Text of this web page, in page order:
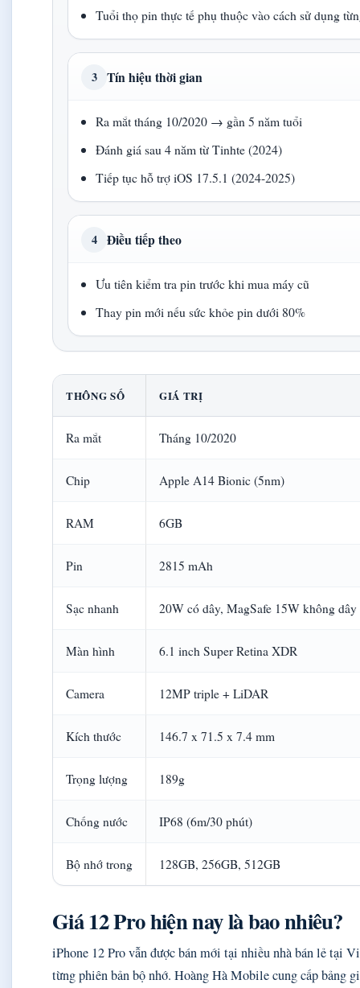
Tuổi thọ pin thực tế phụ thuộc vào cách sử dụng
3 Tín hiệu thời gian
Ra mắt tháng 10/2020 → gần 5 năm tuổi
Đánh giá sau 4 năm từ Tinhte (2024)
Tiếp tục hỗ trợ iOS 17.5.1 (2024-2025)
4 Điều tiếp theo
Ưu tiên kiểm tra pin trước khi mua máy cũ
Thay pin mới nếu sức khỏe pin dưới 80%
THÔNG SỐ GIÁ TRỊ
Ra mắt Tháng 10/2020
Chip Apple A14 Bionic (5nm)
RAM 6GB
Pin 2815 mAh
Sạc nhanh 20W có dây, MagSafe 15W không dây
Màn hình 6.1 inch Super Retina XDR
Camera 12MP triple + LiDAR
Kích thước 146.7 x 71.5 x 7.4 mm
Trọng lượng 189g
Chống nước IP68 (6m/30 phút)
Bộ nhớ trong 128GB, 256GB, 512GB
Giá 12 Pro hiện nay là bao nhiêu?
iPhone 12 Pro vẫn được bán mới tại nhiều nhà bán lẻ tại
từng phiên bản bộ nhớ. Hoàng Hà Mobile cung cấp bảng